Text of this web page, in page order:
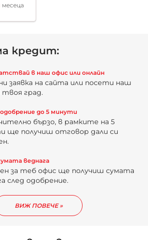
месеца
кредит:
в наш офис или онлайн
заявка на сайта или посети наш
твоя град.
до 5 минути
бързо, в рамките на 5
ще получиш отговор дали си
веднага
за теб офис ще получиш сумата
след одобрение.
ВИЖ ПОВЕЧЕ »